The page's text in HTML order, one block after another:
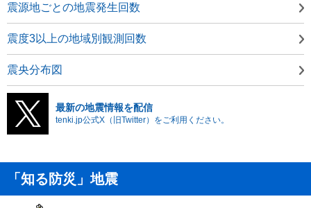
震源地ごとの地震発生回数
震度3以上の地域別観測回数
震央分布図
最新の地震情報を配信
tenki.jp公式X（旧Twitter）をご利用ください。
「知る防災」地震